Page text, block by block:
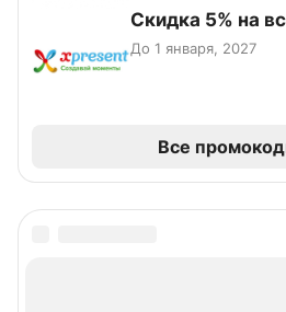
Скидка 5% на
До 1 января, 2027
Все